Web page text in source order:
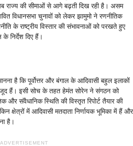
राज्य की सीमाओं से आगे बढ़ती दिख रही है। असम
विधानसभा चुनावों को लेकर झामुमो ने रणनीतिक
के राष्ट्रीय विस्तार की संभावनाओं को परखते हुए
के निर्देश दिए हैं।
है कि पूर्वोत्तर और बंगाल के आदिवासी बहुल इलाकों
हैं। इसी सोच के तहत हेमंत सोरेन ने संगठन को
और संवैधानिक स्थिति की विस्तृत रिपोर्ट तैयार की
क्षेत्रों में आदिवासी मतदाता निर्णायक भूमिका में हैं और
है।
ADVERTISEMENT